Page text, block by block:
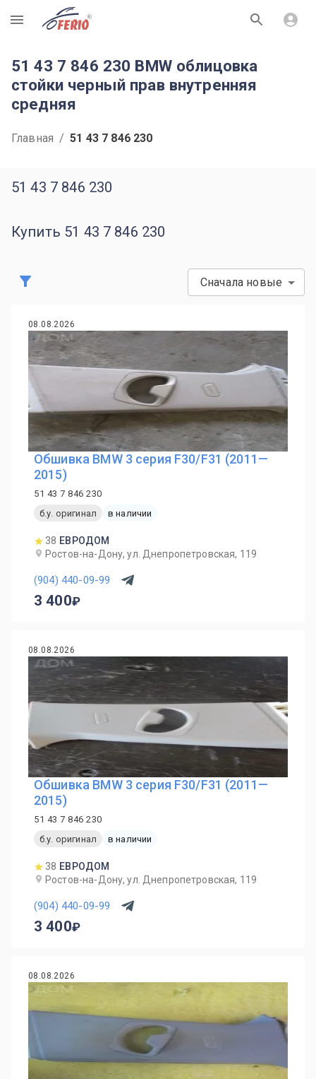
R
51 43 7 846 230 BMW облицовка
стойки черный прав внутренняя
средняя
Главная / 51 43 7 846 230
51 43 7 846 230
Купить 51 43 7 846 230
Сначала новые
08.08.2026
Обшивка BMW 3 серия F30/F31 (2011—
2015)
51 43 7 846 230
б.у. оригинал
в наличии
38 ЕВРОДОМ
Ростов-на-Дону, ул. Днепропетровская, 119
(904) 440-09-99
3 400
08.08.2026
Обшивка BMW 3 серия F30/F31 (2011—
2015)
51 43 7 846 230
б.у. оригинал
в наличии
38 ЕВРОДОМ
Ростов-на-Дону, ул. Днепропетровская, 119
(904) 440-09-99
3 400
08.08.2026